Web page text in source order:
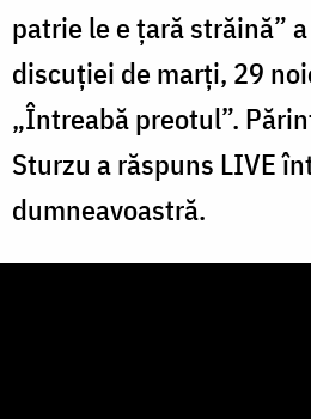
patrie le e țară străină”
discuției de marți, 29
„Întreabă preotul”.
Sturzu a răspuns LIVE
dumneavoastră.